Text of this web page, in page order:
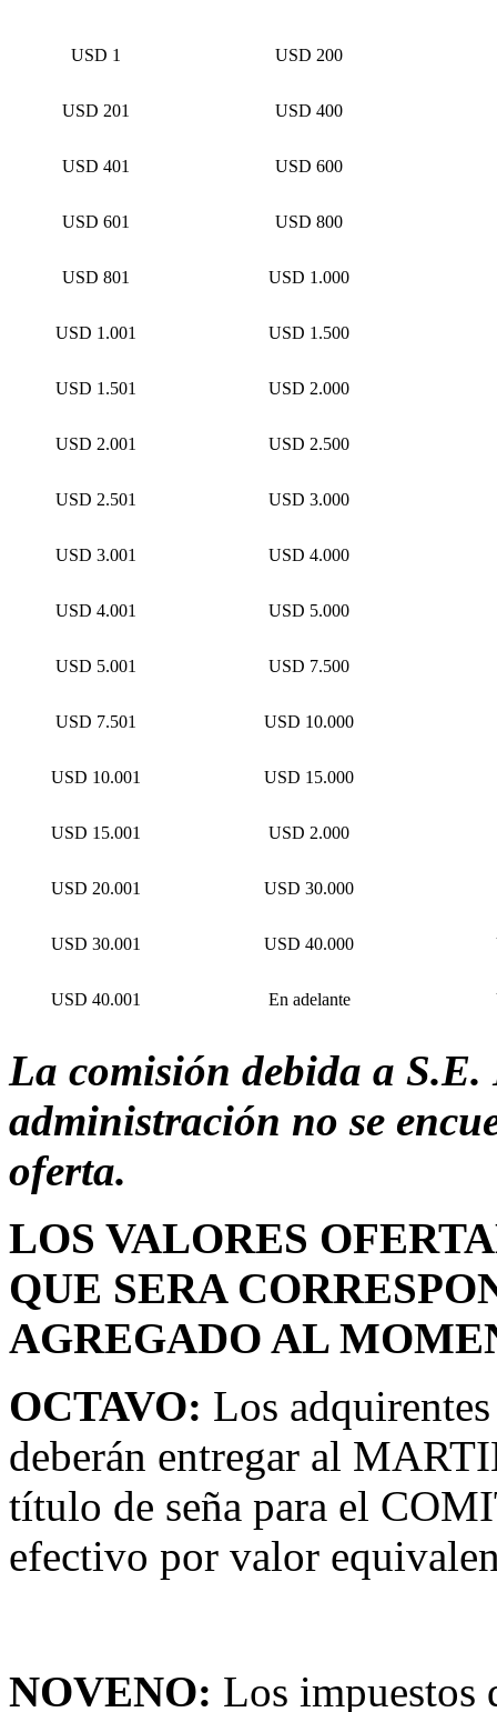
USD 1 USD 200
USD 201 USD 400
USD 401 USD 600
USD 601 USD 800
USD 801 USD 1.000
USD 1.001 USD 1.500
USD 1.501 USD 2.000
USD 2.001 USD 2.500
USD 2.501 USD 3.000
USD 3.001 USD 4.000
USD 4.001 USD 5.000
USD 5.001 USD 7.500
USD 7.501 USD 10.000
USD 10.001 USD 15.000
USD 15.001 USD 2.000
USD 20.001 USD 30.000
USD 30.001 USD 40.000
USD 40.001 En adelante
La comisión debida a
administración no se
oferta.
LOS VALORES
QUE SERA
AGREGADO AL
OCTAVO: Los
deberán entregar al
título de seña para el
efectivo por valor
NOVENO: Los impuestos